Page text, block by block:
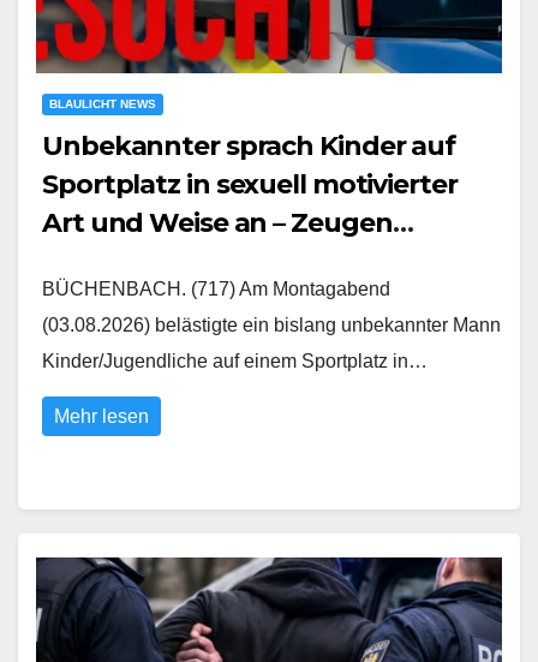
BLAULICHT NEWS
Unbekannter sprach Kinder auf
Sportplatz in sexuell motivierter
Art und Weise an – Zeugen
BÜCHENBACH. (717) Am Montagabend
(03.08.2026) belästigte ein bislang unbekannter Mann
Kinder/Jugendliche auf einem Sportplatz in…
Mehr lesen